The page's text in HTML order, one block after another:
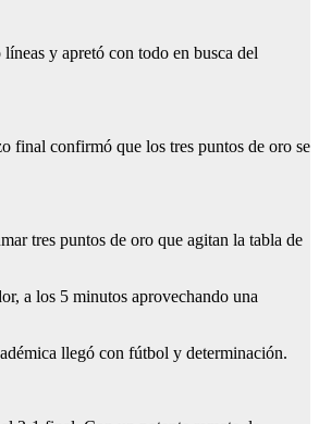
y apretó con todo en busca del
final confirmó que los tres puntos de oro se
tres puntos de oro que agitan la tabla de
a los 5 minutos aprovechando una
llegó con fútbol y determinación.